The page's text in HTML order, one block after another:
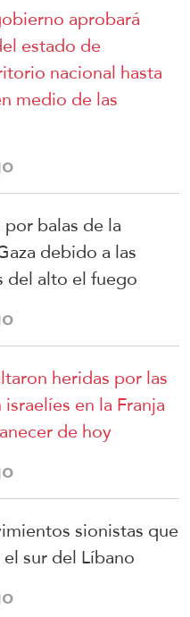
aprobará
estado de
nacional hasta
medio de las
balas de la
debido a las
del alto el fuego
heridas por las
en la Franja
de hoy
sionistas que
sur del Líbano